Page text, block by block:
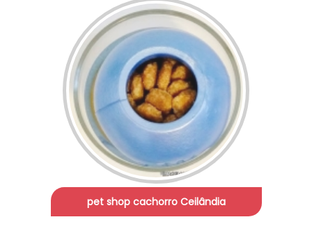
pet shop cachorro Ceilândia